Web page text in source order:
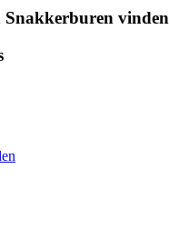
vinden